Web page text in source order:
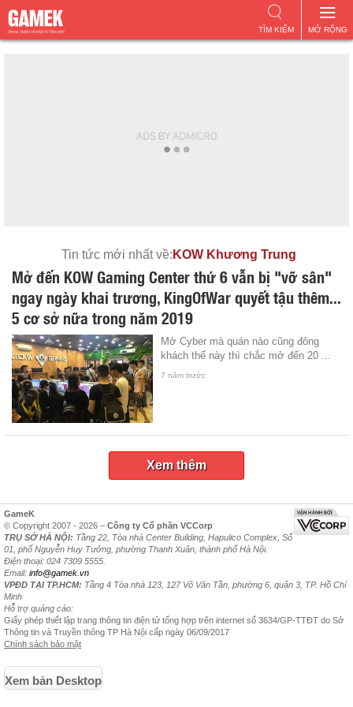
MỞ RỘNG
TÌM KIẾM
Tin tức mới nhất về: KOW Khương Trung
Mở đến KOW Gaming Center thứ 6 vẫn bị "vỡ sân"
ngay ngày khai trương, KingOfWar quyết tậu thêm...
5 cơ sở nữa trong năm 2019
Mở Cyber mà quán nào cũng đông
khách thế này thì chắc mở đến 20 ...
7 năm trước
Xem thêm
GameK
© Copyright 2007 - 2026 – Công ty Cổ phần VCCorp
TRỤ SỞ HÀ NỘI: Tầng 22, Tòa nhà Center Building, Hapulico Complex, Số
01, phố Nguyễn Huy Tưởng, phường Thanh Xuân, thành phố Hà Nội.
Điện thoại: 024 7309 5555.
Email: info@gamek.vn
VPĐD TẠI TP.HCM: Tầng 4 Tòa nhà 123, 127 Võ Văn Tần, phường 6, quận 3, TP. Hồ Chí
Minh
Hỗ trợ quảng cáo:
Giấy phép thiết lập trang thông tin điện tử tổng hợp trên internet số 3634/GP-TTĐT do Sở
Thông tin và Truyền thông TP Hà Nội cấp ngày 06/09/2017
Chính sách bảo mật
Xem bản Desktop